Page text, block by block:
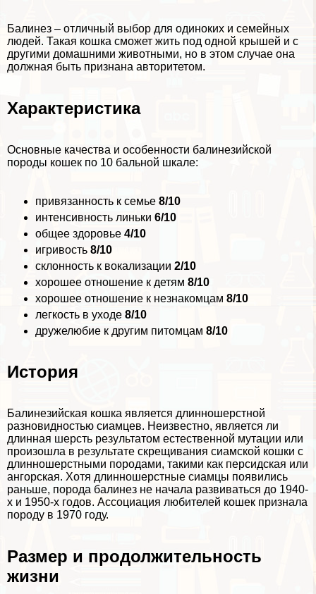
Балинез – отличный выбор для одиноких и семейных
людей. Такая кошка сможет жить под одной крышей и с
другими домашними животными, но в этом случае она
должная быть признана авторитетом.
Хаpaктеристика
Основные качества и особенности балинезийской
породы кошек по 10 бальной шкале:
привязанность к семье 8/10
интенсивность линьки 6/10
общее здоровье 4/10
игривость 8/10
склонность к вокализации 2/10
хорошее отношение к детям 8/10
хорошее отношение к незнакомцам 8/10
легкость в уходе 8/10
дружелюбие к другим питомцам 8/10
История
Балинезийская кошка является длинношерстной
разновидностью сиамцев. Неизвестно, является ли
длинная шерсть результатом естественной мутации или
произошла в результате скрещивания сиамской кошки с
длинношерстными породами, такими как персидская или
ангорская. Хотя длинношерстные сиамцы появились
раньше, порода балинез не начала развиваться до 1940-
х и 1950-х годов. Ассоциация любителей кошек признала
породу в 1970 году.
Размер и продолжительность
жизни